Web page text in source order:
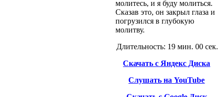
молитесь, и я буду молиться.
Сказав это, он закрыл глаза и
погрузился в глубокую
молитву.
Длительность: 19 мин. 00 сек.
Скачать с Яндекс Диска
Слушать на YouTube